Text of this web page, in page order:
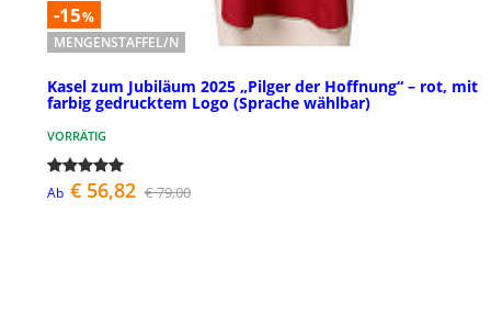
-15%
MENGENSTAFFEL/N
Kasel zum Jubiläum 2025 „Pilger der Hoffnung“ – rot, mit
farbig gedrucktem Logo (Sprache wählbar)
VORRÄTIG
Ab € 56,82 € 79,00